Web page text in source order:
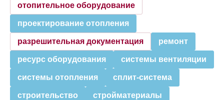
отопительное оборудование
проектирование отопления
разрешительная документация ремонт
ресурс оборудования системы вентиляции
системы отопления сплит-система
строительство стройматериалы